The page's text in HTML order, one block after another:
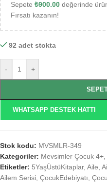
Sepete ₺900.00 değerinde
Fırsatı kazanın!
92 adet stokta
- +
WHATSAPP DESTEK HATTI
Stok kodu: MVSMLR-349
Kategoriler: Mevsimler Çocuk 4+
Etiketler: 5YaşÜstüKitaplar, Aile
Ailem Serisi ÇocukEdebiyatı